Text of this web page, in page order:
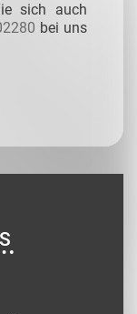
sich auch
bei uns